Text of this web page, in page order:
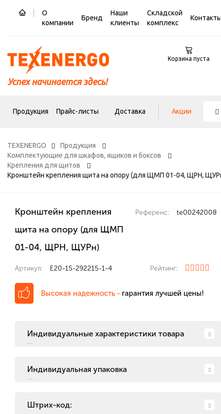
О
компании
Бренд
Наши
клиенты
Складской
комплекс
Успех начинается здесь!
Корзина пуста
Продукция Прайс-листы Доставка Акции
TEXENERGO
Продукция
Комплектующие для шкафов, ящиков и боксов
Крепления для щитов
Кронштейн крепления щита на опору (для ЩМП 01-04, ЩРН,
Кронштейн крепления
щита на опору (для ЩМП
01-04, ЩРН, ЩУРн)
Референс: te00242008
Артикул: E20-15-292215-1-4 Рейтинг:
Высокая надежность - гарантия лучшей цены!
Индивидуальные характеристики товара
Индивидуальная упаковка
Штрих-код: